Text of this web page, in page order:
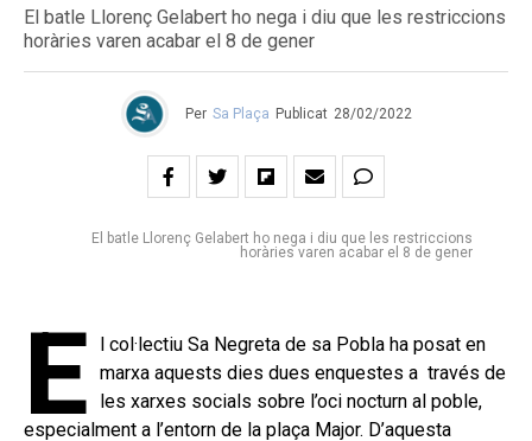
El batle Llorenç Gelabert ho nega i diu que les restriccions
horàries varen acabar el 8 de gener
Per Sa Plaça Publicat 28/02/2022
El batle Llorenç Gelabert ho nega i diu que les restriccions
horàries varen acabar el 8 de gener
E
l col·lectiu Sa Negreta de sa Pobla ha posat en
marxa aquests dies dues enquestes a través de
les xarxes socials sobre l’oci nocturn al poble,
especialment a l’entorn de la plaça Major. D’aquesta